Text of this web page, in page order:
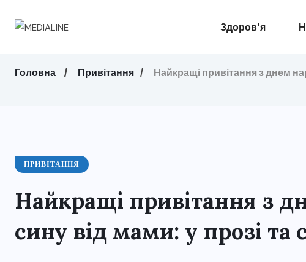
Здоров’я
Головна Привітання Найкращі привітання з днем
ПРИВІТАННЯ
Найкращі привітання з
сину від мами: у прозі та